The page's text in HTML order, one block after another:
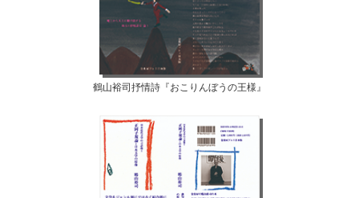
鶴山裕司抒情詩『おこりんぼうの王様』